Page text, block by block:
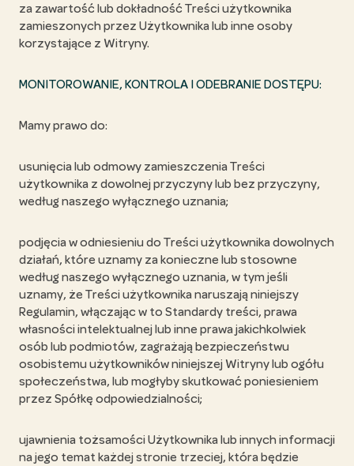
za zawartość lub dokładność Treści użytkownika
zamieszonych przez Użytkownika lub inne osoby
korzystające z Witryny.
MONITOROWANIE, KONTROLA I ODEBRANIE DOSTĘPU:
Mamy prawo do:
usunięcia lub odmowy zamieszczenia Treści
użytkownika z dowolnej przyczyny lub bez przyczyny,
według naszego wyłącznego uznania;
podjęcia w odniesieniu do Treści użytkownika dowolnych
działań, które uznamy za konieczne lub stosowne
według naszego wyłącznego uznania, w tym jeśli
uznamy, że Treści użytkownika naruszają niniejszy
Regulamin, włączając w to Standardy treści, prawa
własności intelektualnej lub inne prawa jakichkolwiek
osób lub podmiotów, zagrażają bezpieczeństwu
osobistemu użytkowników niniejszej Witryny lub ogółu
społeczeństwa, lub mogłyby skutkować poniesieniem
przez Spółkę odpowiedzialności;
ujawnienia tożsamości Użytkownika lub innych informacji
na jego temat każdej stronie trzeciej, która będzie